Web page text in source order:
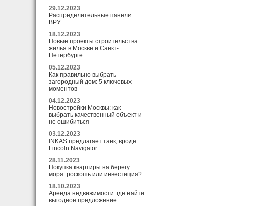
29.12.2023
Распределительные панели
ВРУ
18.12.2023
Новые проекты строительства
жилья в Москве и Санкт-
Петербурге
05.12.2023
Как правильно выбрать
загородный дом: 5 ключевых
моментов
04.12.2023
Новостройки Москвы: как
выбрать качественный объект и
не ошибиться
03.12.2023
INKAS предлагает танк, вроде
Lincoln Navigator
28.11.2023
Покупка квартиры на берегу
моря: роскошь или инвестиция?
18.10.2023
Аренда недвижимости: где найти
выгодное предложение